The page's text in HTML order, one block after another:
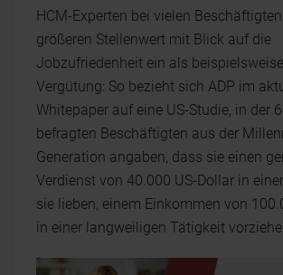
HCM-Experten bei vielen
größeren Stellenwert mit Blick auf die
Jobzufriedenheit ein als
Vergütung: So bezieht sich ADP im
Whitepaper auf eine US-Studie, in der
befragten Beschäftigten aus der
Generation angaben, dass sie einen
Verdienst von 40.000 US-Dollar in
sie lieben, einem Einkommen von
in einer langweiligen Tätigkeit